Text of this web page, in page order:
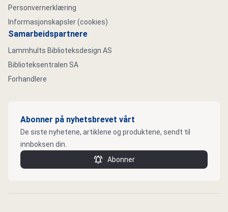
Personvernerklæring
Informasjonskapsler (cookies)
Samarbeidspartnere
Lammhults Biblioteksdesign AS
Biblioteksentralen SA
Forhandlere
Abonner på nyhetsbrevet vårt
De siste nyhetene, artiklene og produktene, sendt til
innboksen din.
Abonner